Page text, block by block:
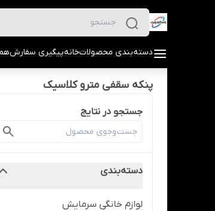
دسته‌بندی محصولاتخانهپیگیری سفارش
پنکه سقفی مترو کلاسیک
جستجو در نتایج
دسته‌بندی
لوازم خانگی سرمایش